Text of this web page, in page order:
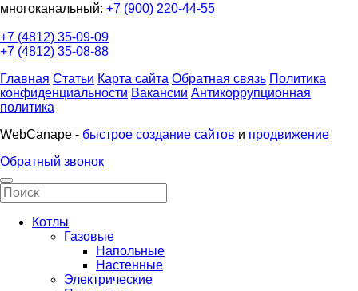
многоканальный: +7 (900) 220-44-55
+7 (4812) 35-09-09
+7 (4812) 35-08-88
Главная Статьи Карта сайта Обратная связь Политика
конфиденциальности Вакансии Антикоррупционная
политика
WebCanape - быстрое создание сайтов и продвижение
Обратный звонок
Котлы
Газовые
Напольные
Настенные
Электрические